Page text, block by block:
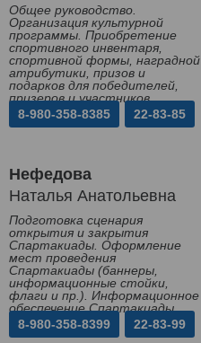
Общее руководство.
Организация культурной
программы. Приобретение
спортивного инвентаря,
спортивной формы, наградной
атрибутики, призов и
подарков для победителей,
призеров и участников
Спартакиады
8-980-358-8385 22-83-85
Нефедова
Наталья Анатольевна
Подготовка сценария
открытия и закрытия
Спартакиады. Оформление
мест проведения
Спартакиады (баннеры,
информационные стойки,
флаги и пр.). Информационное
обеспечение Спартакиады
8-980-358-8399
22-83-99